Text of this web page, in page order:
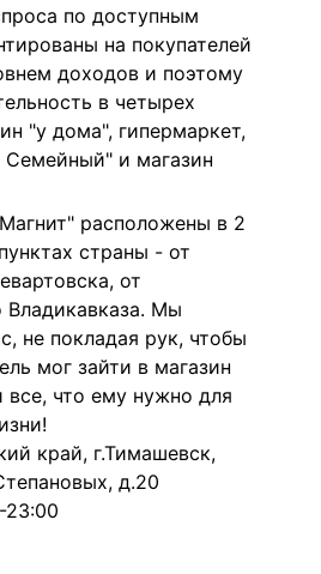
по доступным
на покупателей
доходов и поэтому
в четырех
"у дома", гипермаркет,
Семейный" и магазин
расположены в 2
страны - от
от
Владикавказа. Мы
не покладая рук, чтобы
мог зайти в магазин
все, что ему нужно для
край, г.Тимашевск,
д.20
23:00